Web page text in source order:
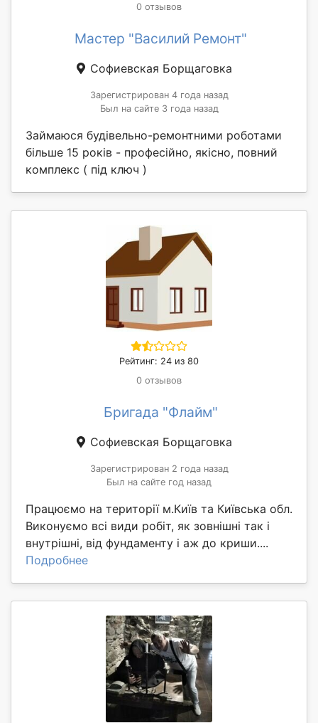
0 отзывов
Мастер "Василий Ремонт"
Софиевская Борщаговка
Зарегистрирован 4 года назад
Был на сайте 3 года назад
Займаюся будівельно-ремонтними роботами
більше 15 років - професійно, якісно, повний
комплекс ( під ключ )
Рейтинг: 24 из 80
0 отзывов
Бригада "Флайм"
Софиевская Борщаговка
Зарегистрирован 2 года назад
Был на сайте год назад
Працюємо на території м.Київ та Київська обл.
Виконуємо всі види робіт, як зовнішні так і
внутрішні, від фундаменту і аж до криши....
Подробнее